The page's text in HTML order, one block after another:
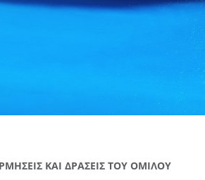
ΚΑΙ ΔΡΑΣΕΙΣ ΤΟΥ ΟΜΙΛΟΥ